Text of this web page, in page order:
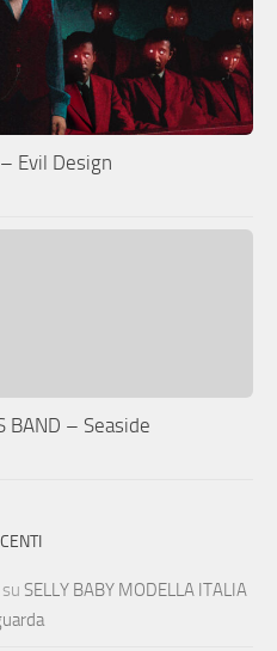
– Evil Design
BAND – Seaside
su SELLY BABY MODELLA ITALIA